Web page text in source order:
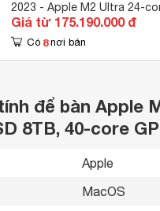
2023 - Apple M2 Ultra 24-
CPU, 64GB RAM, SSD 1TB,
core GPU, Dạng tháp đứng
Giá từ 175.190.000 đ
Có 8 nơi bán
để bàn Apple
8TB, 40-core
Apple
MacOS